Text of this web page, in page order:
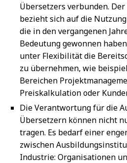
Übersetzers verbunden.
bezieht sich auf die
die in den vergangenen
Bedeutung gewonnen
unter Flexibilität die
zu übernehmen, wie
Bereichen
Preiskalkulation oder
Die Verantwortung für die
Übersetzern können nicht
tragen. Es bedarf einer
zwischen
Industrie: Organisationen